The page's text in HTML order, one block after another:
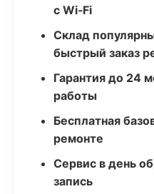
с Wi‑Fi
Склад
быстрый заказ
Гарантия до 24
работы
Бесплатная
ремонте
Сервис в день
запись